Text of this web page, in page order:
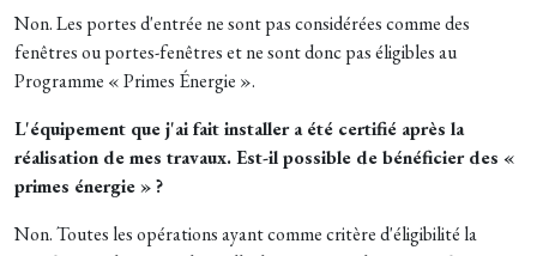
Non. Les portes d'entrée ne sont pas considérées comme des
fenêtres ou portes-fenêtres et ne sont donc pas éligibles au
Programme « Primes Énergie ».
L'équipement que j'ai fait installer a été certifié après la
réalisation de mes travaux. Est-il possible de bénéficier des «
primes énergie » ?
Non. Toutes les opérations ayant comme critère d'éligibilité la